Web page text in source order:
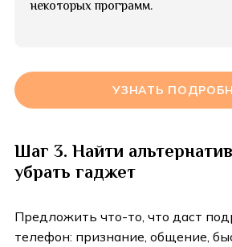
некоторых программ.
УЗНАТЬ
Шаг 3. Найти
убрать гаджет
Предложить что-то, что даст
телефон: признание, общение,